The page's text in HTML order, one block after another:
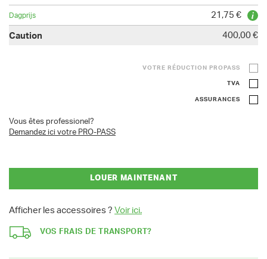
21,75 €
400,00 €
VOTRE RÉDUCTION PROPASS
TVA
ASSURANCES
Vous êtes professionel?
Demandez ici votre PRO-PASS
LOUER MAINTENANT
Afficher les accessoires ? Voir ici.
VOS FRAIS DE TRANSPORT?